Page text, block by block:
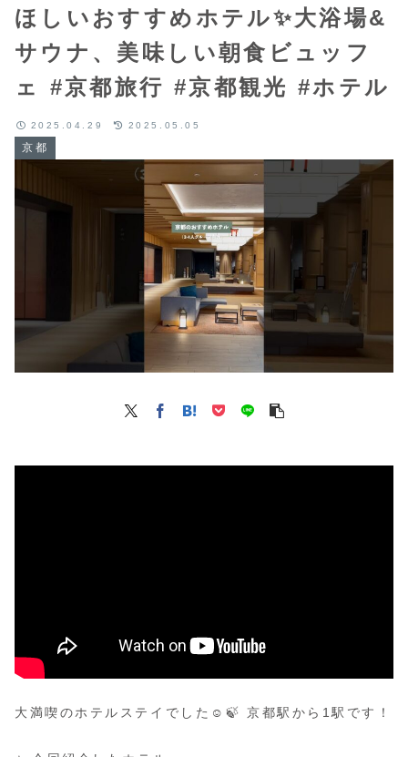
ほしいおすすめホテル✨大浴場&
サウナ、美味しい朝食ビュッフ
ェ #京都旅行 #京都観光 #ホテル
京都
2025.04.29 2025.05.05
大満喫のホテルステイでした☺️🍃 京都駅から1駅です！